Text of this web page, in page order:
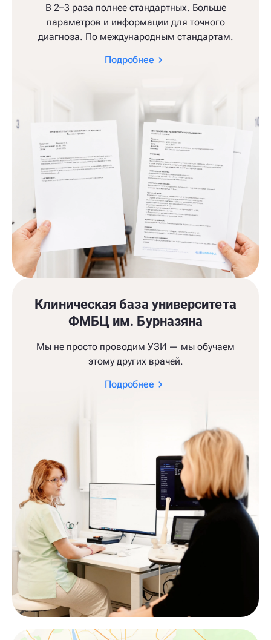
В 2–3 раза полнее стандартных. Больше
параметров и информации для точного
диагноза. По международным стандартам.
Подробнее
Клиническая база университета
ФМБЦ им. Бурназяна
Мы не просто проводим УЗИ — мы обучаем
этому других врачей.
Подробнее